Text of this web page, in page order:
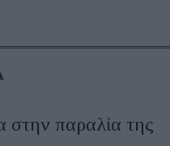
παραλία της